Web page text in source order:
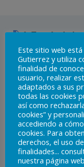
1. Teoría de la
En este primer
por qué es útil
qué
su eficacia.
Reproductor
de
00:00
Este sitio web
Gutierrez y utiliza
finalidad de
usuario, realizar
adaptados a sus
todas las cookies
así como
cookies” y
accediendo a
cookies. Para
derechos, el uso
finalidades...
nuestra página